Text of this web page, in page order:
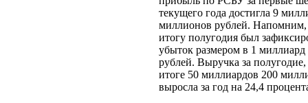
текущего года достигла 9
миллионов рублей. Напомним,
итогу полугодия был
убыток размером в 1
рублей. Выручка за
итоге 50 миллиардов 200
выросла за год на 24,4